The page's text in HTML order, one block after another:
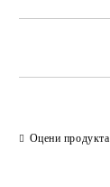
Оцени продукта